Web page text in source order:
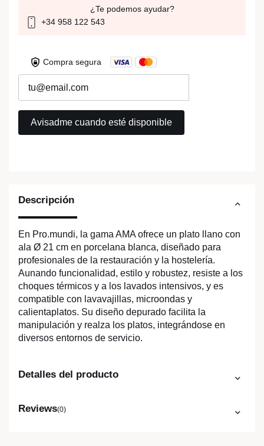
Descripción
En Pro.mundi, la gama AMA ofrece un plato llano con
ala Ø 21 cm en porcelana blanca, diseñado para
profesionales de la restauración y la hostelería.
Aunando funcionalidad, estilo y robustez, resiste a los
choques térmicos y a los lavados intensivos, y es
compatible con lavavajillas, microondas y
calientaplatos. Su diseño depurado facilita la
manipulación y realza los platos, integrándose en
diversos entornos de servicio.
Detalles del producto
Reviews(0)
¿Te podemos ayudar?
+34 958 122 543
Compra segura